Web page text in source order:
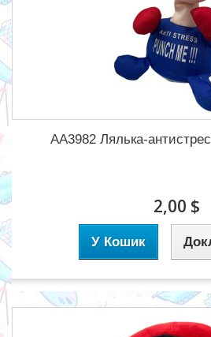
AA3982 Лялька-
2,00 $
У Кошик